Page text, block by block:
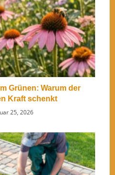
Grünen: Warum der
Kraft schenkt
25, 2026